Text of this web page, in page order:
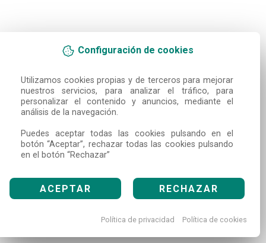
Configuración de cookies
Utilizamos cookies propias y de terceros para mejorar
nuestros servicios, para analizar el tráfico, para
personalizar el contenido y anuncios, mediante el
análisis de la navegación.
Puedes aceptar todas las cookies pulsando en el
botón “Aceptar”, rechazar todas las cookies pulsando
en el botón “Rechazar”
ACEPTAR RECHAZAR
Política de privacidad Política de cookies